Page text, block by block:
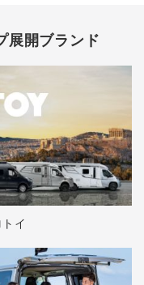
展開ブランド
イ